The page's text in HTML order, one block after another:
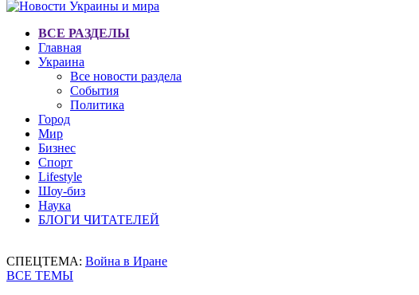
ВСЕ РАЗДЕЛЫ
Главная
Украина
Все новости раздела
События
Политика
Город
Мир
Бизнес
Спорт
Lifestyle
Шоу-биз
Наука
БЛОГИ ЧИТАТЕЛЕЙ
СПЕЦТЕМА: Война в Иране
ВСЕ ТЕМЫ